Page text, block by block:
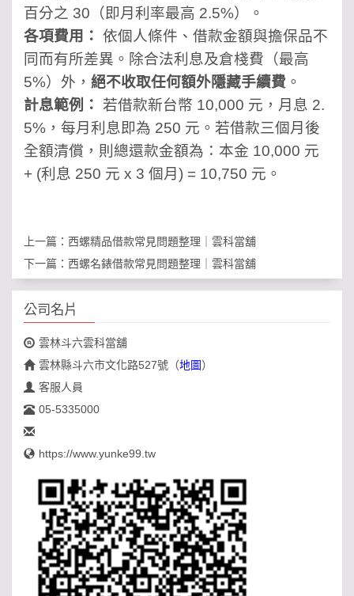
百分之 30（即月利率最高 2.5%）。
各項費用： 依個人條件、借款金額與擔保品不
同而有所差異。除合法利息及倉棧費（最高
5%）外， 絕不收取任何額外隱藏手續費 。
計息範例：
若借款新台幣 10,000 元，月息 2.
5%，每月利息即為 250 元。若借款三個月後
全額清償，則總還款金額為：本金 10,000 元
+ (利息 250 元 x 3 個月) = 10,750 元。
上一篇： 西螺精品借款常見問題整理｜雲科當舖
下一篇： 西螺名錶借款常見問題整理｜雲科當舖
公司名片
雲林斗六雲科當舖
雲林縣斗六市文化路527號 （地圖）
客服人員
05-5335000
https://www.yunke99.tw